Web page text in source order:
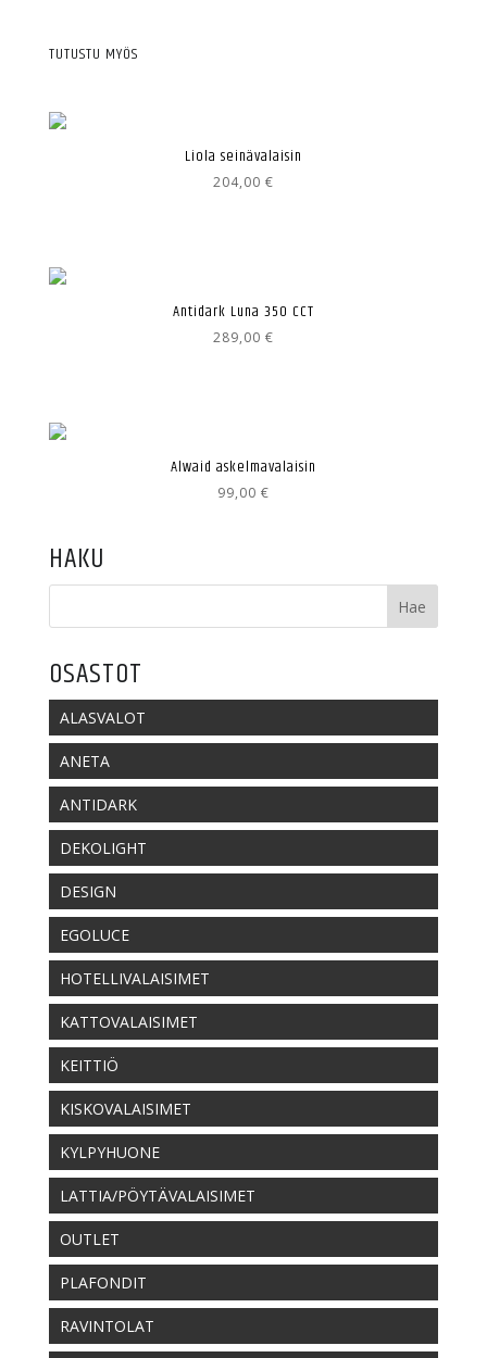
TUTUSTU MYÖS
Liola seinävalaisin
204,00 €
Antidark Luna 350 CCT
289,00 €
Alwaid askelmavalaisin
99,00 €
HAKU
OSASTOT
ALASVALOT
ANETA
ANTIDARK
DEKOLIGHT
DESIGN
EGOLUCE
HOTELLIVALAISIMET
KATTOVALAISIMET
KEITTIÖ
KISKOVALAISIMET
KYLPYHUONE
LATTIA/PÖYTÄVALAISIMET
OUTLET
PLAFONDIT
RAVINTOLAT